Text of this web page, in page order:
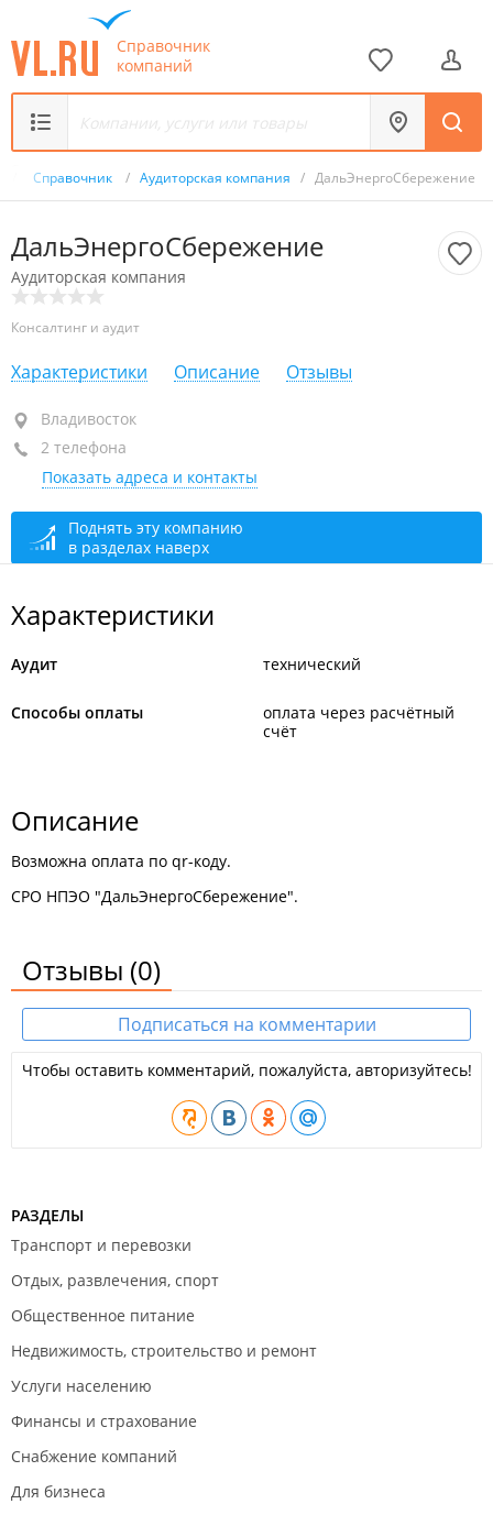
Справочник
компаний
Справочник / Аудиторская компания / ДальЭнергоСбережение
ДальЭнергоСбережение
Аудиторская компания
Консалтинг и аудит
Характеристики Описание Отзывы
Владивосток
+7 (423) 270-00-20
+7 914 790-00-20
круглосуточно
Владивосток
2 телефона
Показать адреса и контакты
Поднять эту компанию
в разделах наверх
Характеристики
Аудит технический
Способы оплаты
оплата через расчётный
счёт
Описание
Возможна оплата по qr-коду.
СРО НПЭО "ДальЭнергоСбережение".
Отзывы (0)
Подписаться на комментарии
Чтобы оставить комментарий, пожалуйста, авторизуйтесь!
РАЗДЕЛЫ
Транспорт и перевозки
Отдых, развлечения, спорт
Общественное питание
Недвижимость, строительство и ремонт
Услуги населению
Финансы и страхование
Снабжение компаний
Для бизнеса